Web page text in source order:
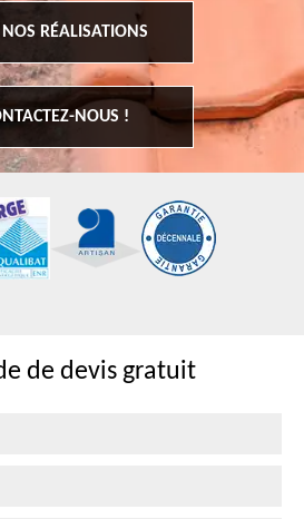
RÉALISATIONS
NOUS !
de devis gratuit